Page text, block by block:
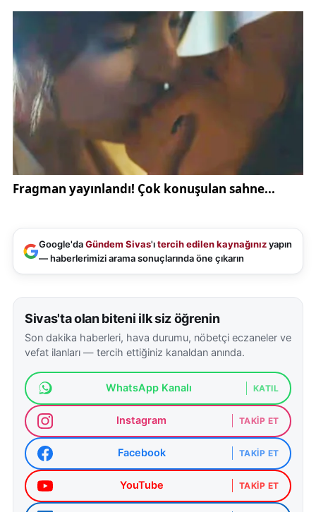
Google'daGündem Sivas'ıtercih edilen kaynağınızyapın
— haberlerimizi arama sonuçlarında öne çıkarın
Sivas'ta olan biteni ilk siz öğrenin
Son dakika haberleri, hava durumu, nöbetçi eczaneler ve
vefat ilanları — tercih ettiğiniz kanaldan anında.
WhatsApp Kanalı KATIL
Instagram TAKIP ET
Facebook TAKIP ET
YouTube TAKIP ET